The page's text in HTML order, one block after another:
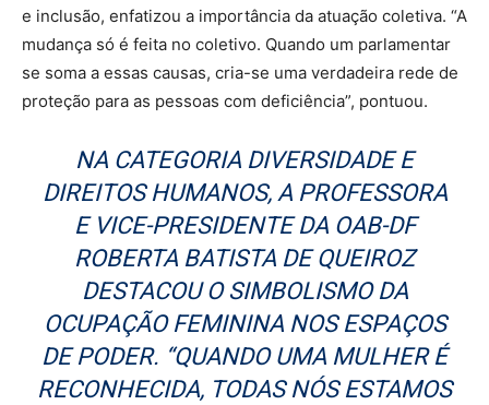
e inclusão, enfatizou a importância da atuação coletiva. “A
mudança só é feita no coletivo. Quando um parlamentar
se soma a essas causas, cria-se uma verdadeira rede de
proteção para as pessoas com deficiência”, pontuou.
NA CATEGORIA DIVERSIDADE E
DIREITOS HUMANOS, A PROFESSORA
E VICE-PRESIDENTE DA OAB-DF
ROBERTA BATISTA DE QUEIROZ
DESTACOU O SIMBOLISMO DA
OCUPAÇÃO FEMININA NOS ESPAÇOS
DE PODER. “QUANDO UMA MULHER É
RECONHECIDA, TODAS NÓS ESTAMOS